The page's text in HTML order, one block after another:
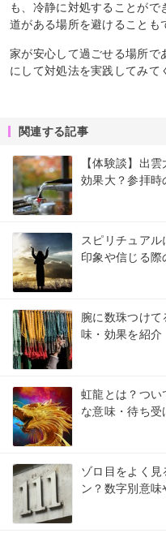
も、冷静に対処することが
道がある場所を避けることも
家が安心して過ごせる場所で
にして対処法を実践してみて
関連する記事
【体験談】出
効果大？参拝時
スピリチュア
印象や信じる際
腕に数珠つけ
味・効果を紹介
虹龍とは？つい
な意味・待ち受
ゾロ目をよく見
ン？数字別意